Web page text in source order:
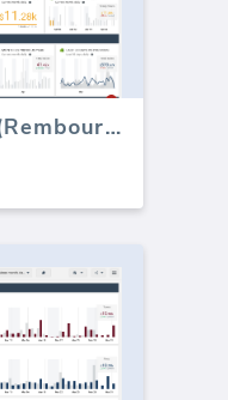
E-commerce Suite (Remboursements)